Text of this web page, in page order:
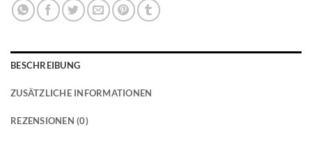
BESCHREIBUNG
ZUSÄTZLICHE INFORMATIONEN
REZENSIONEN (0)